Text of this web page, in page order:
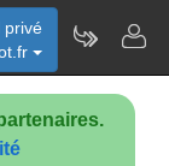
privé